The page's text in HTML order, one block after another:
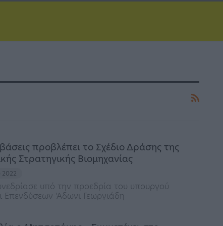
προβλέπει το Σχέδιο Δράσης της
Στρατηγικής Βιομηχανίας
2022
υπό την προεδρία του υπουργού
Επενδύσεων 'Αδωνι Γεωργιάδη